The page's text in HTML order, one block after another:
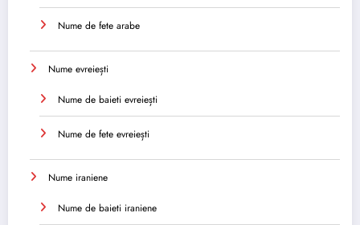
Nume de fete arabe
Nume evreiești
Nume de baieti evreiești
Nume de fete evreiești
Nume iraniene
Nume de baieti iraniene